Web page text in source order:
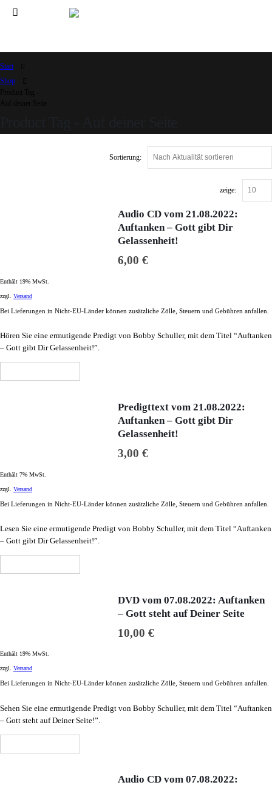
Start
Shop
Sortierung:
zeige:
Audio CD vom 21.08.2022:
Auftanken – Gott gibt Dir
Gelassenheit!
6,00€
Enthält 19% MwSt.
zzgl. Versand
Bei Lieferungen in Nicht-EU-Länder können zusätzliche Zölle, Steuern und Gebühren anfallen.
Hören Sie eine ermutigende Predigt von Bobby Schuller, mit dem Titel “Auftanken
– Gott gibt Dir Gelassenheit!”.
Predigttext vom 21.08.2022:
Auftanken – Gott gibt Dir
Gelassenheit!
3,00€
Enthält 7% MwSt.
zzgl. Versand
Bei Lieferungen in Nicht-EU-Länder können zusätzliche Zölle, Steuern und Gebühren anfallen.
Lesen Sie eine ermutigende Predigt von Bobby Schuller, mit dem Titel “Auftanken
– Gott gibt Dir Gelassenheit!”.
DVD vom 07.08.2022: Auftanken
– Gott steht auf Deiner Seite
10,00€
Enthält 19% MwSt.
zzgl. Versand
Bei Lieferungen in Nicht-EU-Länder können zusätzliche Zölle, Steuern und Gebühren anfallen.
Sehen Sie eine ermutigende Predigt von Bobby Schuller, mit dem Titel “Auftanken
– Gott steht auf Deiner Seite!”.
Audio CD vom 07.08.2022: